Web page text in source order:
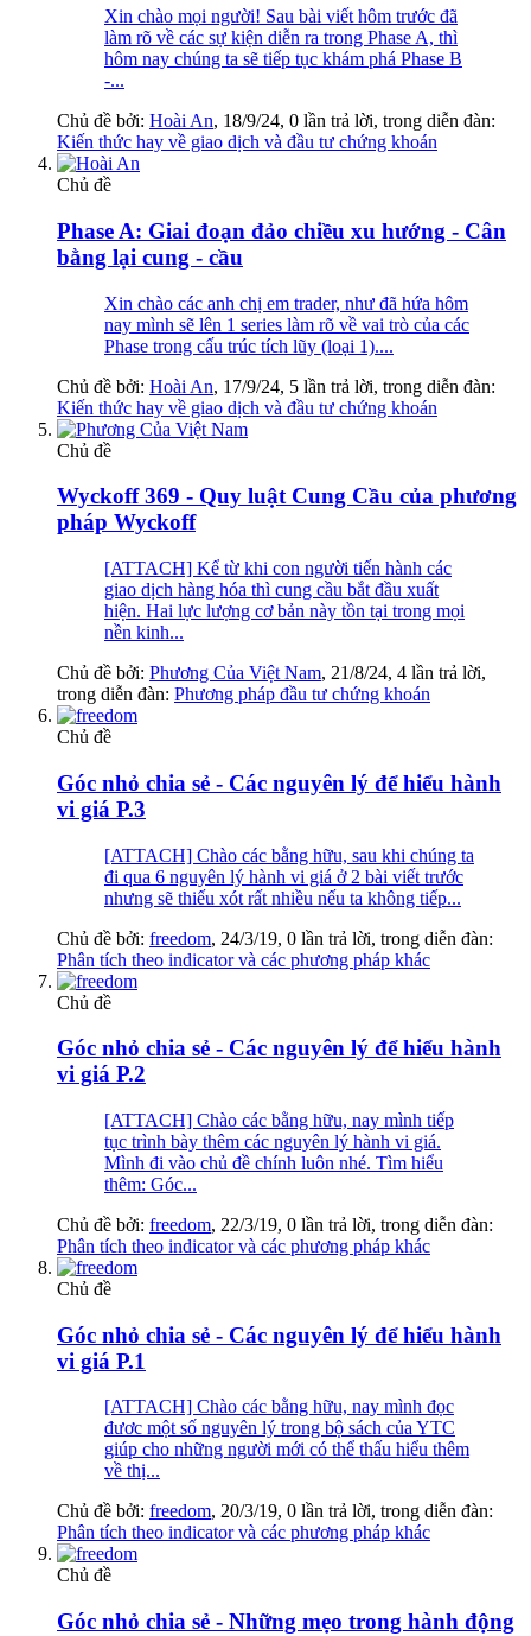
Xin chào mọi người! Sau bài viết hôm trước đã
làm rõ về các sự kiện diễn ra trong Phase A, thì
hôm nay chúng ta sẽ tiếp tục khám phá Phase B
-...
Chủ đề bởi: Hoài An, 18/9/24, 0 lần trả lời, trong diễn đàn:
Kiến thức hay về giao dịch và đầu tư chứng khoán
Chủ đề
Phase A: Giai đoạn đảo chiều xu hướng - Cân
bằng lại cung - cầu
Xin chào các anh chị em trader, như đã hứa hôm
nay mình sẽ lên 1 series làm rõ về vai trò của các
Phase trong cấu trúc tích lũy (loại 1)....
Chủ đề bởi: Hoài An, 17/9/24, 5 lần trả lời, trong diễn đàn:
Kiến thức hay về giao dịch và đầu tư chứng khoán
Chủ đề
Wyckoff 369 - Quy luật Cung Cầu của phương
pháp Wyckoff
[ATTACH] Kể từ khi con người tiến hành các
giao dịch hàng hóa thì cung cầu bắt đầu xuất
hiện. Hai lực lượng cơ bản này tồn tại trong mọi
nền kinh...
Chủ đề bởi: Phương Của Việt Nam, 21/8/24, 4 lần trả lời,
trong diễn đàn: Phương pháp đầu tư chứng khoán
Chủ đề
Góc nhỏ chia sẻ - Các nguyên lý để hiểu hành
vi giá P.3
[ATTACH] Chào các bằng hữu, sau khi chúng ta
đi qua 6 nguyên lý hành vi giá ở 2 bài viết trước
nhưng sẽ thiếu xót rất nhiều nếu ta không tiếp...
Chủ đề bởi: freedom, 24/3/19, 0 lần trả lời, trong diễn đàn:
Phân tích theo indicator và các phương pháp khác
Chủ đề
Góc nhỏ chia sẻ - Các nguyên lý để hiểu hành
vi giá P.2
[ATTACH] Chào các bằng hữu, nay mình tiếp
tục trình bày thêm các nguyên lý hành vi giá.
Mình đi vào chủ đề chính luôn nhé. Tìm hiểu
thêm: Góc...
Chủ đề bởi: freedom, 22/3/19, 0 lần trả lời, trong diễn đàn:
Phân tích theo indicator và các phương pháp khác
Chủ đề
Góc nhỏ chia sẻ - Các nguyên lý để hiểu hành
vi giá P.1
[ATTACH] Chào các bằng hữu, nay mình đọc
đươc một số nguyên lý trong bộ sách của YTC
giúp cho những người mới có thể thấu hiểu thêm
về thị...
Chủ đề bởi: freedom, 20/3/19, 0 lần trả lời, trong diễn đàn:
Phân tích theo indicator và các phương pháp khác
Chủ đề
Góc nhỏ chia sẻ - Những mẹo trong hành động